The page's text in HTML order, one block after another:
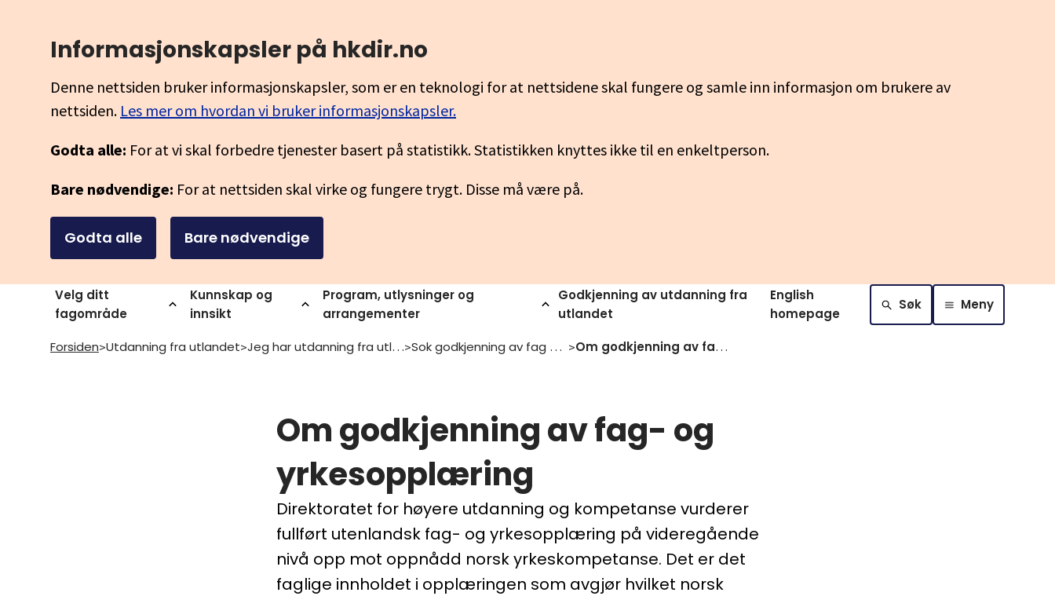
Informasjonskapsler på hkdir.no
Denne nettsiden bruker informasjonskapsler, som er en teknologi for at nettsidene skal fungere og samle inn informasjon om brukere av
nettsiden. Les mer om hvordan vi bruker informasjonskapsler.
Godta alle: For at vi skal forbedre tjenester basert på statistikk. Statistikken knyttes ikke til en enkeltperson.
Bare nødvendige: For at nettsiden skal virke og fungere trygt. Disse må være på.
Godta alle Bare nødvendige
Velg ditt
fagområde
Kunnskap og
innsikt
Program, utlysninger og
arrangementer
Godkjenning av utdanning fra
utlandet
English
homepage
Søk Meny
Forsiden>Utdanning fra utlandet> Jeg har utdanning fra utlandet> Sok godkjenning av fag og yrkesopplaering > Om godkjenning av fag og yrkesopplaering
Om godkjenning av fag- og
yrkesopplæring
Direktoratet for høyere utdanning og kompetanse vurderer
fullført utenlandsk fag- og yrkesopplæring på videregående
nivå opp mot oppnådd norsk yrkeskompetanse. Det er det
faglige innholdet i opplæringen som avgjør hvilket norsk